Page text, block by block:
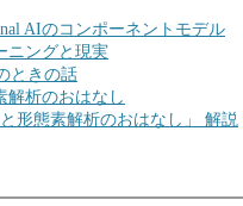
AIのコンポーネントモデル
ニングと現実
ときの話
解析のおはなし
形態素解析のおはなし」 解説